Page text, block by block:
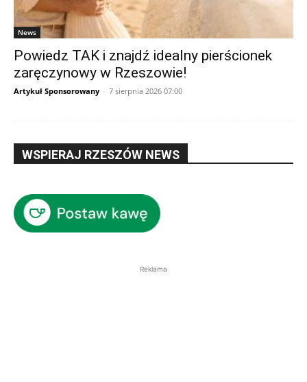
News
Powiedz TAK i znajdź idealny pierścionek
zaręczynowy w Rzeszowie!
Artykuł Sponsorowany - 7 sierpnia 2026 07:00
WSPIERAJ RZESZÓW NEWS
Reklama